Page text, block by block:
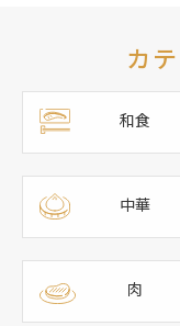
カ
和食
中華
肉